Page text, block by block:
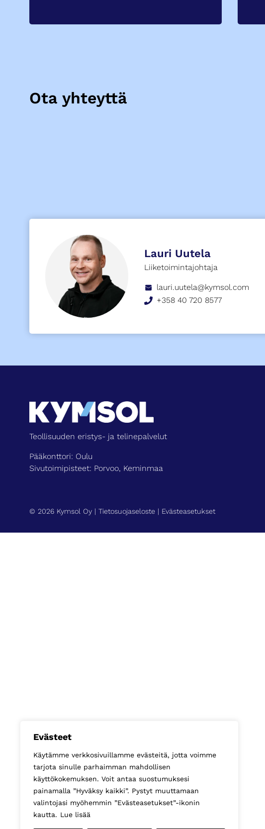
Evästeet
Käytämme verkkosivuillamme evästeitä, jotta voimme
tarjota sinulle parhaimman mahdollisen
käyttökokemuksen. Voit antaa suostumuksesi
painamalla ”Hyväksy kaikki”. Pystyt muuttamaan
valintojasi myöhemmin ”Evästeasetukset”-ikonin
kautta. Lue lisää
Ota yhteyttä
Lauri Uutela
Liiketoimintajohtaja
lauri.uutela@kymsol.com
+358 40 720 8577
Teollisuuden eristys- ja telinepalvelut
Pääkonttori: Oulu
Sivutoimipisteet: Porvoo, Keminmaa
© 2026 Kymsol Oy | Tietosuojaseloste | Evästeasetukset